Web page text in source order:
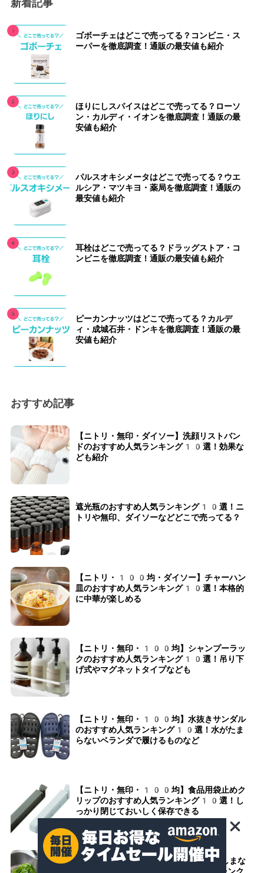
新着記事
ゴボーチェはどこで売ってる？コンビニ・ス
ーパーを徹底調査！通販の最安値も紹介
ほりにしスパイスはどこで売ってる？ローソ
ン・カルディ・イオンを徹底調査！通販の最
安値も紹介
パルスオキシメータはどこで売ってる？ウエ
ルシア・マツキヨ・薬局を徹底調査！通販の
最安値も紹介
耳栓はどこで売ってる？ドラッグストア・コ
ンビニを徹底調査！通販の最安値も紹介
ピーカンナッツはどこで売ってる？カルデ
ィ・成城石井・ドンキを徹底調査！通販の最
安値も紹介
おすすめ記事
【ニトリ・無印・ダイソー】洗顔リストバン
ドのおすすめ人気ランキング10選！効果な
ども紹介
遮光瓶のおすすめ人気ランキング10選！ニ
トリや無印、ダイソーなどどこで売ってる？
【ニトリ・100均・ダイソー】チャーハン
皿のおすすめ人気ランキング10選！本格的
に中華が楽しめる
【ニトリ・無印・100均】シャンプーラッ
クのおすすめ人気ランキング10選！吊り下
げ式やマグネットタイプなども
【ニトリ・無印・100均】水抜きサンダル
のおすすめ人気ランキング10選！水がたま
らないベランダで履けるものなど
【ニトリ・無印・100均】食品用袋止めク
リップのおすすめ人気ランキング10選！し
っかり閉じておいしく保存できる
【ニトリ・100均が人気】シンク渡しまな